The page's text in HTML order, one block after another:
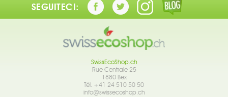
SEGUITECI:
SwissEcoShop.ch
Rue Centrale 25
1880 Bex
Tél. +41 24 510 50 50
info@swissecoshop.ch